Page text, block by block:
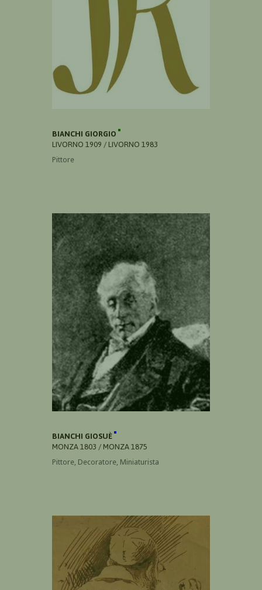
BIANCHI GIORGIO
LIVORNO 1909 / LIVORNO 1983
Pittore
BIANCHI GIOSUÈ
MONZA 1803 / MONZA 1875
Pittore, Decoratore, Miniaturista